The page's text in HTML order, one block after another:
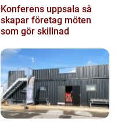
Konferens uppsala så
skapar företag möten
som gör skillnad